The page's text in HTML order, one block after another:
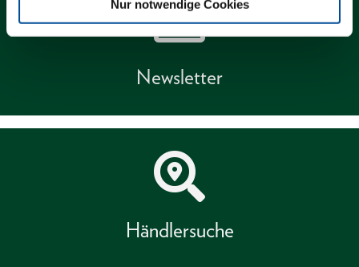
Nur notwendige Cookies
Newsletter
Händlersuche